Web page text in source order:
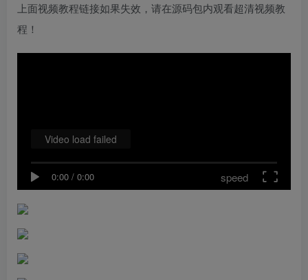
上面视频教程链接如果失效，请在源码包内观看超清视频教
程！
0:00 / 0:00 speed
Video load failed